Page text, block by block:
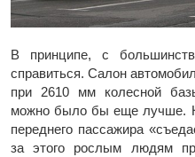
В принципе, с
справиться. Салон
при 2610 мм колесной
можно было бы еще лучше.
переднего пассажира
за этого рослым людям